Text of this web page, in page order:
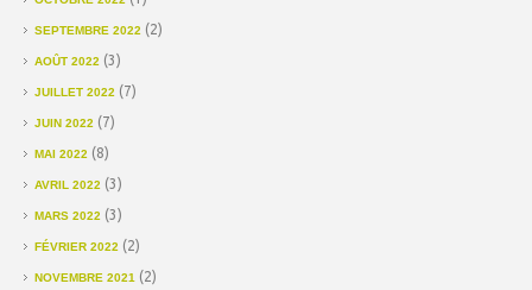
SEPTEMBRE 2022 (2)
AOÛT 2022 (3)
JUILLET 2022 (7)
JUIN 2022 (7)
MAI 2022 (8)
AVRIL 2022 (3)
MARS 2022 (3)
FÉVRIER 2022 (2)
NOVEMBRE 2021 (2)